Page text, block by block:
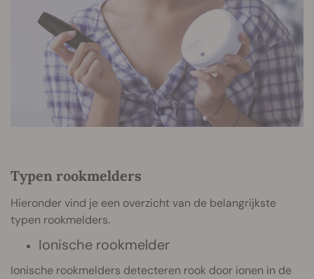
Typen rookmelders
Hieronder vind je een overzicht van de belangrijkste
typen rookmelders.
Ionische rookmelder
Ionische rookmelders detecteren rook door ionen in de